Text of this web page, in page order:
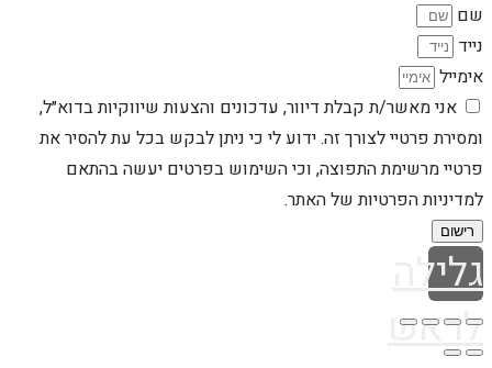
שם
נייד
אימייל
אני מאשר/ת קבלת דיוור, עדכונים והצעות שיווקיות בדוא״ל,
ומסירת פרטיי לצורך זה. ידוע לי כי ניתן לבקש בכל עת להסיר את
פרטיי מרשימת התפוצה, וכי השימוש בפרטים יעשה בהתאם
למדיניות הפרטיות של האתר.
רישום
גלילה
לראש